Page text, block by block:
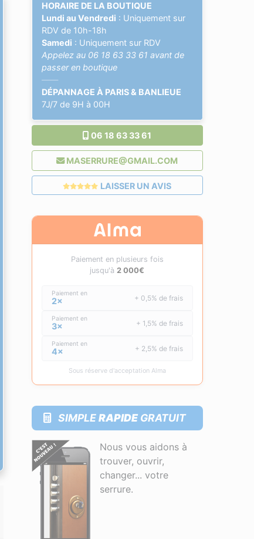
HORAIRE DE LA BOUTIQUE
Lundi au Vendredi : Uniquement sur
RDV de 10h-18h
Samedi : Uniquement sur RDV
Appelez au 06 18 63 33 61 avant de
passer en boutique
——
DÉPANNAGE À PARIS & BANLIEUE
7J/7 de 9H à 00H
06 18 63 33 61
MASERRURE@GMAIL.COM
LAISSER UN AVIS
Paiement en plusieurs fois
jusqu'à2 000€
Paiement en
2× + 0,5% de frais
Paiement en
3× + 1,5% de frais
Paiement en
4× + 2,5% de frais
Sous réserve d'acceptation Alma
SIMPLERAPIDEGRATUIT
Nous vous aidons à
trouver, ouvrir,
changer... votre
serrure.